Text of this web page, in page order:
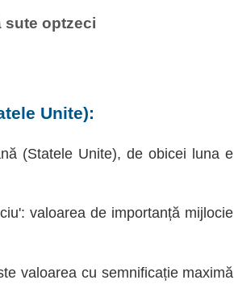
sute optzeci
Unite):
(Statele Unite), de obicei luna e
valoarea de importanță mijlocie
valoarea cu semnificație maximă